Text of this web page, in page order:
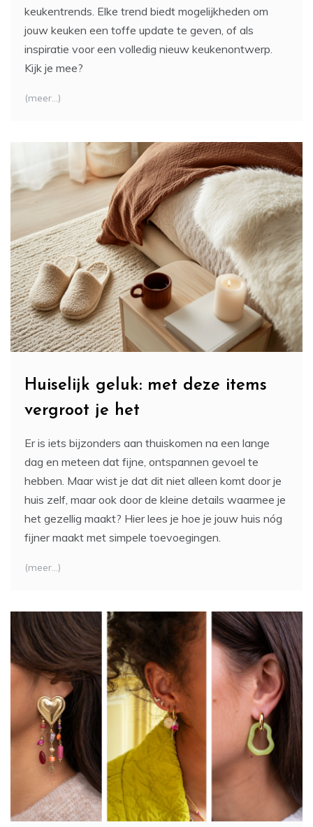
keukentrends. Elke trend biedt mogelijkheden om
jouw keuken een toffe update te geven, of als
inspiratie voor een volledig nieuw keukenontwerp.
Kijk je mee?
(meer…)
Huiselijk geluk: met deze items
vergroot je het
Er is iets bijzonders aan thuiskomen na een lange
dag en meteen dat fijne, ontspannen gevoel te
hebben. Maar wist je dat dit niet alleen komt door je
huis zelf, maar ook door de kleine details waarmee je
het gezellig maakt? Hier lees je hoe je jouw huis nóg
fijner maakt met simpele toevoegingen.
(meer…)